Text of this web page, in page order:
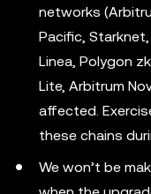
networks
Pacific, Starknet,
Linea, Polygon
Lite, Arbitrum
affected.
these chains
We won’t be